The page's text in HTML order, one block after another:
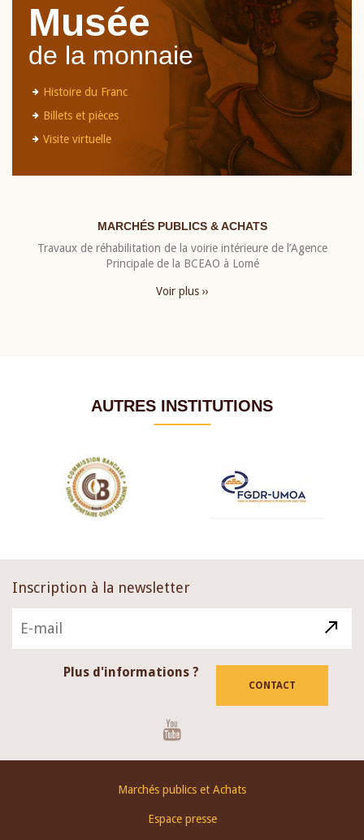
Musée
de la monnaie
Histoire du Franc
Billets et pièces
Visite virtuelle
MARCHÉS PUBLICS & ACHATS
Travaux de réhabilitation de la voirie intérieure de l’Agence
Principale de la BCEAO à Lomé
Voir plus ››
AUTRES INSTITUTIONS
Inscription à la newsletter
Plus d'informations ?
CONTACT
Marchés publics et Achats
Espace presse